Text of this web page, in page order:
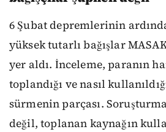
6 Şubat depremlerinin
yüksek tutarlı bağışlar
yer aldı. İnceleme, paranın
toplandığı ve nasıl
sürmenin parçası.
değil, toplanan kaynağın